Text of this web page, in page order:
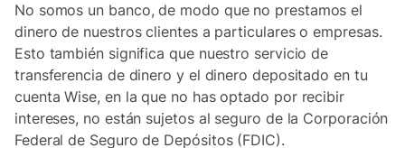
No somos un banco, de modo que no prestamos el
dinero de nuestros clientes a particulares o empresas.
Esto también significa que nuestro servicio de
transferencia de dinero y el dinero depositado en tu
cuenta Wise, en la que no has optado por recibir
intereses, no están sujetos al seguro de la Corporación
Federal de Seguro de Depósitos (FDIC).